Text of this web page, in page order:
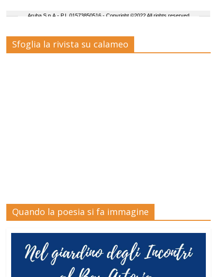
Sfoglia la rivista su calameo
Quando la poesia si fa immagine